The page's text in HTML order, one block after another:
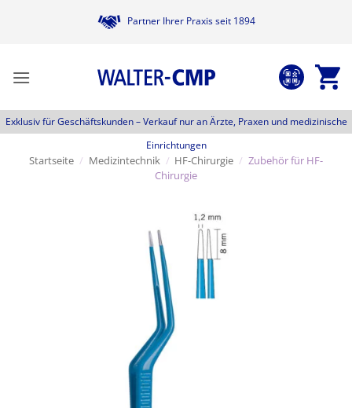
Partner Ihrer Praxis seit 1894
Exklusiv für Geschäftskunden –Verkauf nur an Ärzte, Praxen und medizinische
Einrichtungen
Startseite / Medizintechnik / HF-Chirurgie / Zubehör für HF-
Chirurgie